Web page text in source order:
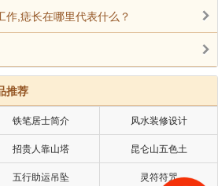
,痣长在哪里代表什么？
推荐
铁笔居士简介 风水装修设计
招贵人靠山塔 昆仑山五色土
五行助运吊坠 灵符符咒